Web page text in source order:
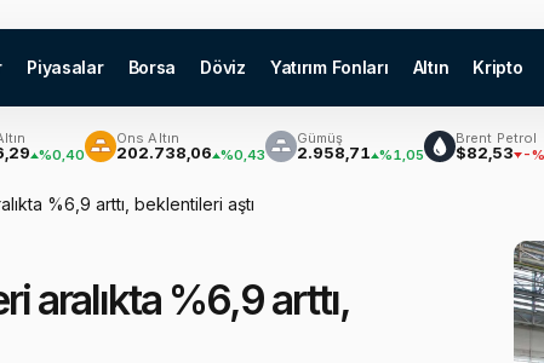
Piyasalar Borsa Döviz Yatırım Fonları Altın Kripto
Ons Altın
202.738,06 %0,43
Gümüş
2.958,71 %1,05
Brent Petrol
$82,53 -%0,30 ₿
%6,9 arttı, beklentileri aştı
aralıkta %6,9 arttı,